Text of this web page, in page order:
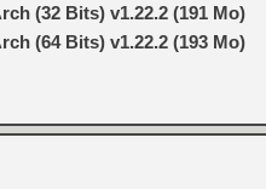
(32 Bits) v1.22.2 (191 Mo)
(64 Bits) v1.22.2 (193 Mo)